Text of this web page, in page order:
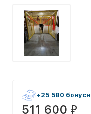
+25 580
511 600 ₽